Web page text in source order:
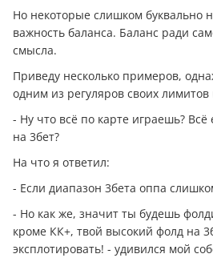
Но некоторые слишком буквально
важность баланса. Баланс ради
смысла.
Приведу несколько примеров,
одним из регуляров своих
- Ну что всё по карте играешь?
на 3бет?
На что я ответил:
- Если диапазон 3бета оппа
- Но как же, значит ты будешь
кроме КК+, твой высокий фолд на
эксплотировать! - удивился мой